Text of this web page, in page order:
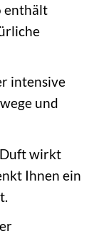
enthält
intensive
und
wirkt
Ihnen ein